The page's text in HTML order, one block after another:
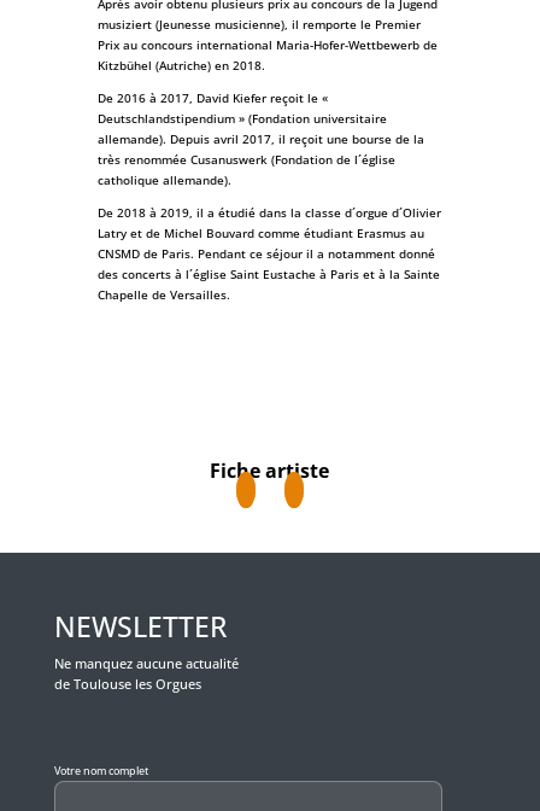
musiziert (Jeunesse musicienne), il remporte le Premier
Prix au concours international Maria-Hofer-Wettbewerb de
Kitzbühel (Autriche) en 2018.
De 2016 à 2017, David Kiefer reçoit le «
Deutschlandstipendium » (Fondation universitaire
allemande). Depuis avril 2017, il reçoit une bourse de la
très renommée Cusanuswerk (Fondation de l´église
catholique allemande).
De 2018 à 2019, il a étudié dans la classe d´orgue d´Olivier
Latry et de Michel Bouvard comme étudiant Erasmus au
CNSMD de Paris. Pendant ce séjour il a notamment donné
des concerts à l´église Saint Eustache à Paris et à la Sainte
Chapelle de Versailles.
Fiche artiste
NEWSLETTER
Ne manquez aucune actualité
de Toulouse les Orgues
Votre nom complet